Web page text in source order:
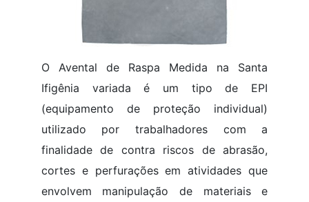
O Avental de Raspa Medida na Santa
Ifigênia variada é um tipo de EPI
(equipamento de proteção individual)
utilizado por trabalhadores com a
finalidade de contra riscos de abrasão,
cortes e perfurações em atividades que
envolvem manipulação de materiais e